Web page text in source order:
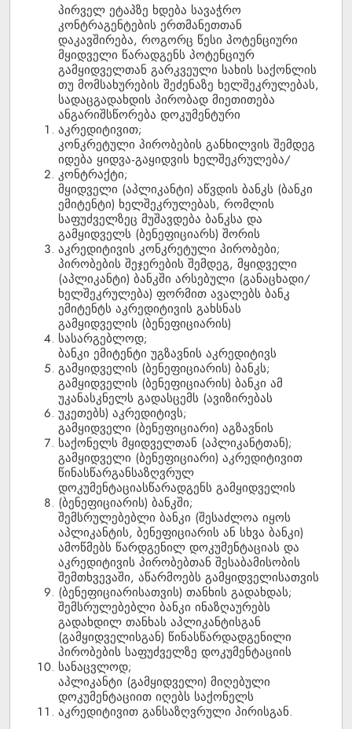
პირველ ეტაპზე ხდება სავაჭრო
კონტრაგენტების ერთმანეთთან
დაკავშირება, როგორც წესი პოტენციური
მყიდველი წარადგენს პოტენციურ
გამყიდველთან გარკვეული სახის საქონლის
თუ მომსახურების შეძენაზე ხელშეკრულებას,
სადაცგადახდის პირობად მიეთითება
ანგარიშსწორება დოკუმენტური
აკრედიტივით;
კონკრეტული პირობების განხილვის შემდეგ
იდება ყიდვა-გაყიდვის ხელშეკრულება/
კონტრაქტი;
მყიდველი (აპლიკანტი) აწვდის ბანკს (ბანკი
ემიტენტი) ხელშეკრულებას, რომლის
საფუძველზეც მუშავდება ბანკსა და
გამყიდველს (ბენეფიციარს) შორის
აკრედიტივის კონკრეტული პირობები;
პირობების შეჯერების შემდეგ, მყიდველი
(აპლიკანტი) ბანკში არსებული (განაცხადი/
ხელშეკრულება) ფორმით ავალებს ბანკ
ემიტენტს აკრედიტივის გახსნას
გამყიდველის (ბენეფიციარის)
სასარგებლოდ;
ბანკი ემიტენტი უგზავნის აკრედიტივს
გამყიდველის (ბენეფიციარის) ბანკს;
გამყიდველის (ბენეფიციარის) ბანკი ამ
უკანასკნელს გადასცემს (ავიზირებას
უკეთებს) აკრედიტივს;
გამყიდველი (ბენეფიციარი) აგზავნის
საქონელს მყიდველთან (აპლიკანტთან);
გამყიდველი (ბენეფიციარი) აკრედიტივით
წინასწარგანსაზღვრულ
დოკუმენტაციასწარადგენს გამყიდველის
(ბენეფიციარის) ბანკში;
შემსრულებებლი ბანკი (შესაძლოა იყოს
აპლიკანტის, ბენეფიციარის ან სხვა ბანკი)
ამოწმებს წარდგენილ დოკუმენტაციას და
აკრედიტივის პირობებთან შესაბამისობის
შემთხვევაში, აწარმოებს გამყიდველისათვის
(ბენეფიციარისათვის) თანხის გადახდას;
შემსრულებებლი ბანკი ინაზღაურებს
გადახდილ თანხას აპლიკანტისგან
(გამყიდველისგან) წინასწარდადგენილი
პირობების საფუძველზე დოკუმენტაციის
სანაცვლოდ;
აპლიკანტი (გამყიდველი) მიღებული
დოკუმენტაციით იღებს საქონელს
აკრედიტივით განსაზღვრული პირისგან.